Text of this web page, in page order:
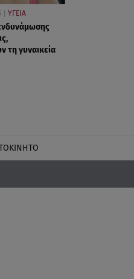
ΥΓΕΙΑ
τη γυναικεία